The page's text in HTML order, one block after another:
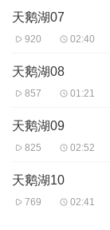
天鹅湖07
920 02:40
天鹅湖08
857 01:21
天鹅湖09
825 02:52
天鹅湖10
769 02:41